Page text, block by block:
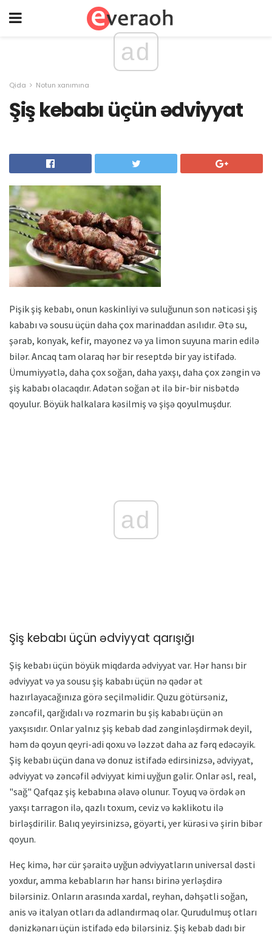
ad
Qida Notun xanımına
Şiş kebabı üçün ədviyyat
Pişik şiş kebabı, onun kəskinliyi və suluğunun son nəticəsi şiş
kababı və sousu üçün daha çox marinaddan asılıdır. Ətə su,
şərab, konyak, kefir, mayonez və ya limon suyuna marin edilə
bilər. Ancaq tam olaraq hər bir reseptdə bir yay istifadə.
Ümumiyyətlə, daha çox soğan, daha yaxşı, daha çox zəngin və
şiş kababı olacaqdır. Adətən soğan ət ilə bir-bir nisbətdə
qoyulur. Böyük halkalara kəsilmiş və şişə qoyulmuşdur.
ad
Şiş kebabı üçün ədviyyat qarışığı
Şiş kebabı üçün böyük miqdarda ədviyyat var. Hər hansı bir
ədviyyat və ya sousu şiş kababı üçün nə qədər ət
hazırlayacağınıza görə seçilməlidir. Quzu götürsəniz,
zəncəfil, qarğıdalı və rozmarin bu şiş kababı üçün ən
yaxşısıdır. Onlar yalnız şiş kebab dad zənginləşdirmək deyil,
həm də qoyun qeyri-adi qoxu və ləzzət daha az fərq edəcəyik.
Şiş kebabı üçün dana və donuz istifadə edirsinizsə, ədviyyat,
ədviyyat və zəncəfil ədviyyat kimi uyğun gəlir. Onlar əsl, real,
"sağ" Qafqaz şiş kebabına əlavə olunur. Toyuq və ördək ən
yaxşı tarragon ilə, qazlı toxum, ceviz və kəklikotu ilə
birləşdirilir. Balıq yeyirsinizsə, göyərti, yer kürəsi və şirin bibər
qoyun.
Heç kimə, hər cür şəraitə uyğun ədviyyatların universal dəsti
yoxdur, amma kebabların hər hansı birinə yerləşdirə
bilərsiniz. Onların arasında xardal, reyhan, dəhşətli soğan,
anis və italyan otları da adlandırmaq olar. Qurudulmuş otları
dənizkənarı üçün istifadə edə bilərsiniz. Şiş kebab dadı bir